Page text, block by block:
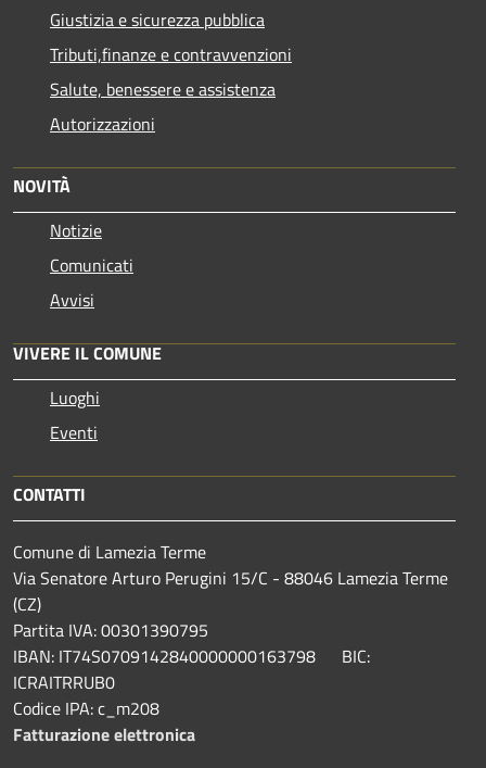
Giustizia e sicurezza pubblica
Tributi,finanze e contravvenzioni
Salute, benessere e assistenza
Autorizzazioni
NOVITÀ
Notizie
Comunicati
Avvisi
VIVERE IL COMUNE
Luoghi
Eventi
CONTATTI
Comune di Lamezia Terme
Via Senatore Arturo Perugini 15/C - 88046 Lamezia Terme
(CZ)
Partita IVA: 00301390795
IBAN: IT74S0709142840000000163798 BIC:
ICRAITRRUB0
Codice IPA: c_m208
Fatturazione elettronica